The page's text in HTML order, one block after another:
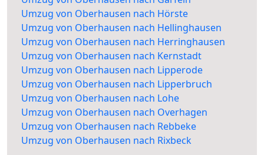
Umzug von Oberhausen nach Hörste
Umzug von Oberhausen nach Hellinghausen
Umzug von Oberhausen nach Herringhausen
Umzug von Oberhausen nach Kernstadt
Umzug von Oberhausen nach Lipperode
Umzug von Oberhausen nach Lipperbruch
Umzug von Oberhausen nach Lohe
Umzug von Oberhausen nach Overhagen
Umzug von Oberhausen nach Rebbeke
Umzug von Oberhausen nach Rixbeck